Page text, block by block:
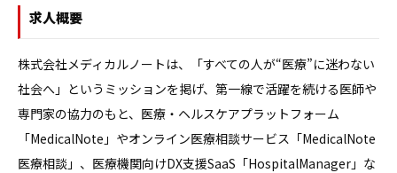
求人概要
株式会社メディカルノートは、「すべての人が“医療”に迷わない
社会へ」というミッションを掲げ、第一線で活躍を続ける医師や
専門家の協力のもと、医療・ヘルスケアプラットフォーム
「MedicalNote」やオンライン医療相談サービス「MedicalNote
医療相談」、医療機関向けDX支援SaaS「HospitalManager」な